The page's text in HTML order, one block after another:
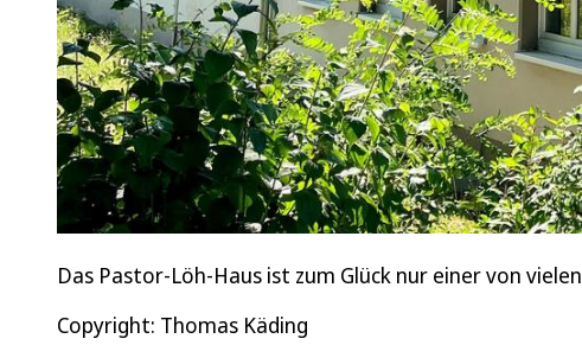
Das Pastor-Löh-Haus ist zum Glück nur einer von
Copyright: Thomas Käding